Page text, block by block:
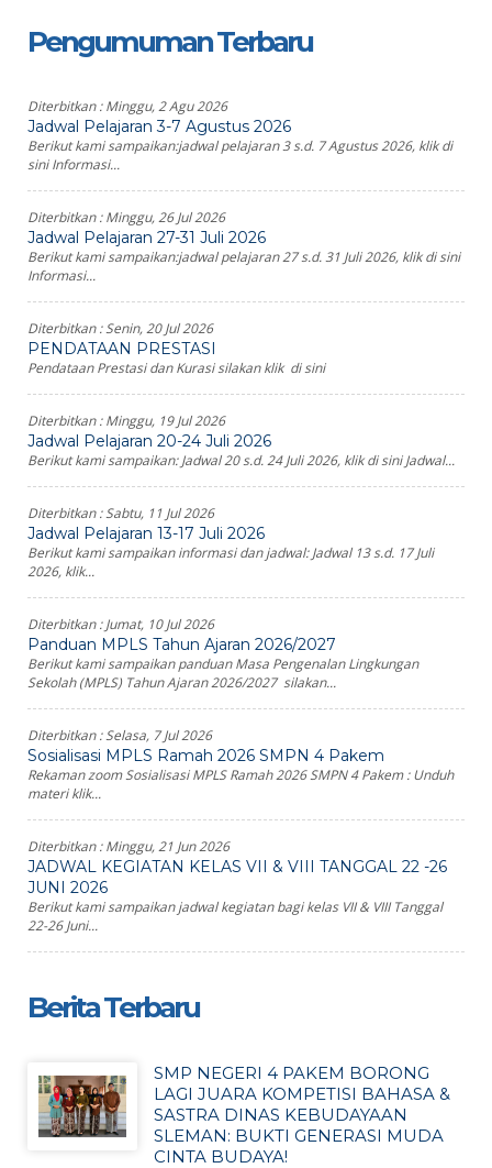
Pengumuman Terbaru
Diterbitkan :Minggu, 2 Agu 2026
Jadwal Pelajaran 3-7 Agustus 2026
Berikut kami sampaikan:jadwal pelajaran 3 s.d. 7 Agustus 2026, klik di
sini Informasi...
Diterbitkan :Minggu, 26 Jul 2026
Jadwal Pelajaran 27-31 Juli 2026
Berikut kami sampaikan:jadwal pelajaran 27 s.d. 31 Juli 2026, klik di sini
Informasi...
Diterbitkan :Senin, 20 Jul 2026
PENDATAAN PRESTASI
Pendataan Prestasi dan Kurasi silakan klik di sini
Diterbitkan :Minggu, 19 Jul 2026
Jadwal Pelajaran 20-24 Juli 2026
Berikut kami sampaikan: Jadwal 20 s.d. 24 Juli 2026, klik di sini Jadwal...
Diterbitkan :Sabtu, 11 Jul 2026
Jadwal Pelajaran 13-17 Juli 2026
Berikut kami sampaikan informasi dan jadwal: Jadwal 13 s.d. 17 Juli
2026, klik...
Diterbitkan :Jumat, 10 Jul 2026
Panduan MPLS Tahun Ajaran 2026/2027
Berikut kami sampaikan panduan Masa Pengenalan Lingkungan
Sekolah (MPLS) Tahun Ajaran 2026/2027 silakan...
Diterbitkan :Selasa, 7 Jul 2026
Sosialisasi MPLS Ramah 2026 SMPN 4 Pakem
Rekaman zoom Sosialisasi MPLS Ramah 2026 SMPN 4 Pakem : Unduh
materi klik...
Diterbitkan :Minggu, 21 Jun 2026
JADWAL KEGIATAN KELAS VII & VIII TANGGAL 22 -26
JUNI 2026
Berikut kami sampaikan jadwal kegiatan bagi kelas VII & VIII Tanggal
22-26 Juni...
Berita Terbaru
SMP NEGERI 4 PAKEM BORONG
LAGI JUARA KOMPETISI BAHASA &
SASTRA DINAS KEBUDAYAAN
SLEMAN: BUKTI GENERASI MUDA
CINTA BUDAYA!